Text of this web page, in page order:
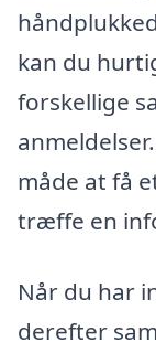
kan du
forskellige
måde at få
træffe en
Når du har
derefter